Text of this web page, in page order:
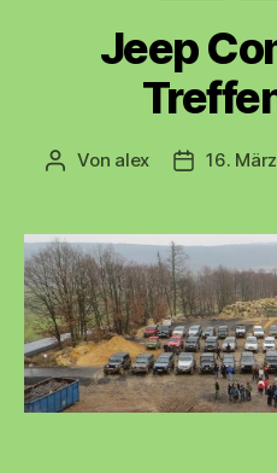
Jeep
Beitragsautor
Von alex 16.